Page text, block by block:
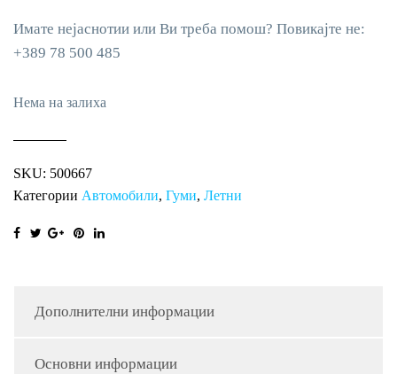
Имате нејаснотии или Ви треба помош? Повикајте не:
+389 78 500 485
Нема на залиха
SKU: 500667
Категории Автомобили, Гуми, Летни
Дополнителни информации
Основни информации